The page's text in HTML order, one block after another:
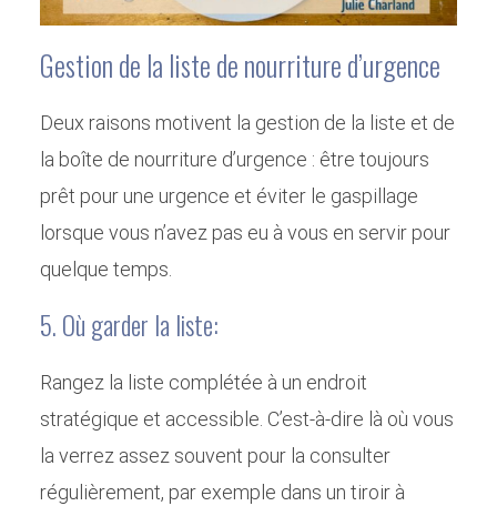
Gestion de la liste de nourriture d’urgence
Deux raisons motivent la gestion de la liste et de
la boîte de nourriture d’urgence : être toujours
prêt pour une urgence et éviter le gaspillage
lorsque vous n’avez pas eu à vous en servir pour
quelque temps.
5. Où garder la liste:
Rangez la liste complétée à un endroit
stratégique et accessible. C’est-à-dire là où vous
la verrez assez souvent pour la consulter
régulièrement, par exemple dans un tiroir à